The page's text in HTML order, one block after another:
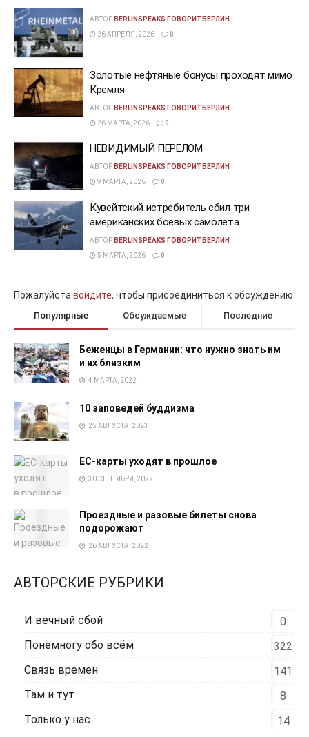
АВТОР BERLINSPEAKS ГОВОРИТБЕРЛИН
26 АПРЕЛЯ, 2026
0
Золотые нефтяные бонусы проходят мимо
Кремля
АВТОР BERLINSPEAKS ГОВОРИТБЕРЛИН
26 МАРТА, 2026
0
НЕВИДИМЫЙ ПЕРЕЛОМ
АВТОР BERLINSPEAKS ГОВОРИТБЕРЛИН
9 МАРТА, 2026
0
Кувейтский истребитель сбил три
американских боевых самолета
АВТОР BERLINSPEAKS ГОВОРИТБЕРЛИН
5 МАРТА, 2026
0
Пожалуйставойдите, чтобы присоединиться к обсуждению
Популярные Обсуждаемые Последние
Беженцы в Германии: что нужно знать им
и их близким
4 МАРТА, 2022
10 заповедей буддизма
25 АВГУСТА, 2023
EC-карты уходят в прошлое
30 СЕНТЯБРЯ, 2022
Проездные и разовые билеты снова
подорожают
26 АВГУСТА, 2022
АВТОРСКИЕ РУБРИКИ
И вечный сбой
0
Понемногу обо всём
322
Связь времен
141
Там и тут
8
Только у нас
14